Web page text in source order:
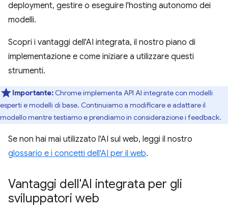
deployment, gestire o eseguire l'hosting autonomo dei
modelli.
Scopri i vantaggi dell'AI integrata, il nostro piano di
implementazione e come iniziare a utilizzare questi
strumenti.
Importante: Chrome implementa API AI integrate con modelli
esperti e modelli di base. Continuiamo a modificare e adattare il
modello mentre testiamo e prendiamo in considerazione i feedback.
Se non hai mai utilizzato l'AI sul web, leggi il nostro
glossario e i concetti dell'AI per il web.
Vantaggi dell'AI integrata per gli
sviluppatori web